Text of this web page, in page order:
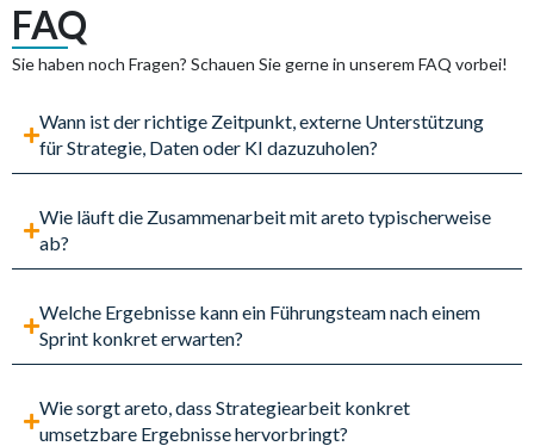
FAQ
Sie haben noch Fragen? Schauen Sie gerne in unserem FAQ vorbei!
Wann ist der richtige Zeitpunkt, externe Unterstützung
für Strategie, Daten oder KI dazuzuholen?
Wie läuft die Zusammenarbeit mit areto typischerweise
ab?
Welche Ergebnisse kann ein Führungsteam nach einem
Sprint konkret erwarten?
Wie sorgt areto, dass Strategiearbeit konkret
umsetzbare Ergebnisse hervorbringt?